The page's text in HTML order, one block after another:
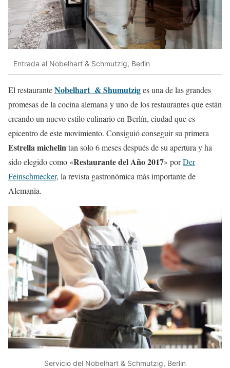
Entrada al Nobelhart & Schmutzig, Berlin
El restauranteNobelhart & Shumutziges una de las grandes
promesas de la cocina alemana y uno de los restaurantes que están
creando un nuevo estilo culinario en Berlín, ciudad que es
epicentro de este movimiento. Consiguió conseguir su primera
Estrella michelintan solo 6 meses después de su apertura y ha
sido elegido como «Restaurante del Año 2017» porDer
Feinschmecker, la revista gastronómica más importante de
Alemania.
Servicio del Nobelhart & Schmutzig, Berlin